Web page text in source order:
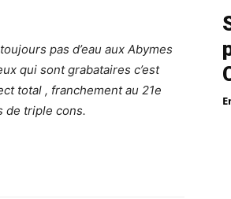
pas d’eau aux Abymes
qui sont grabataires c’est
total , franchement au 21e
de triple cons.